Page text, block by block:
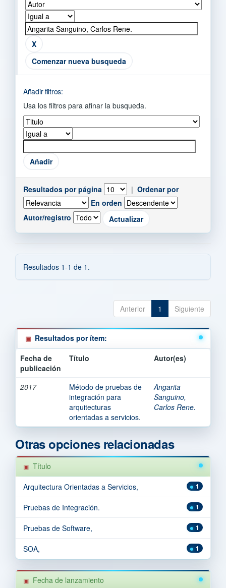
Comenzar nueva busqueda
Añadir filtros:
Usa los filtros para afinar la busqueda.
Resultados por página | Ordenar por
En orden
Autor/registro
Resultados 1-1 de 1.
Anterior 1 Siguiente
Resultados por ítem:
Fecha de
publicación
Título Autor(es)
2017
Método de pruebas de
integración para
arquitecturas
orientadas a servicios.
Angarita
Sanguino,
Carlos Rene.
Otras opciones relacionadas
Título
1
Arquitectura Orientadas a Servicios,
1
Pruebas de Integración.
1
Pruebas de Software,
1
SOA,
Fecha de lanzamiento